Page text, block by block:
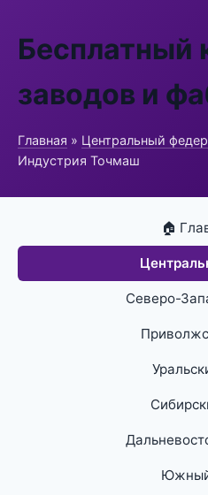
Бесплатный
заводов и
Главная » Центральный
Индустрия Точмаш
🏠
Северо-